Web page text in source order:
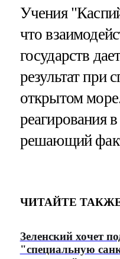
Учения
что
государств
результат при
открытом
реагирования
решающий
ЧИТАЙТЕ
Зеленский хочет
"специальную